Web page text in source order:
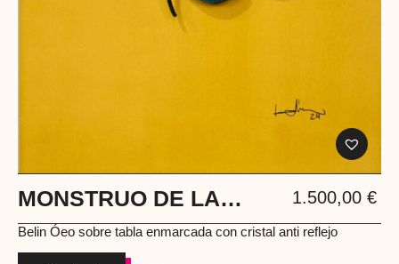
MONSTRUO DE LA
LAGUNA
1.500,00 €
Belin Óeo sobre tabla enmarcada con cristal anti reflejo